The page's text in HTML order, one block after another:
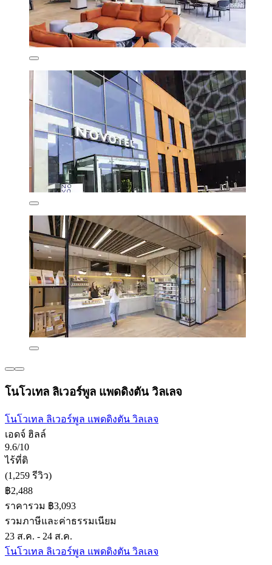
โนโวเทล ลิเวอร์พูล แพดดิงตัน วิลเลจ
โนโวเทล ลิเวอร์พูล แพดดิงตัน วิลเลจ
เอดจ์ ฮิลล์
9.6/10
ไร้ที่ติ
(1,259 รีวิว)
฿2,488
ราคารวม ฿3,093
รวมภาษีและค่าธรรมเนียม
23 ส.ค. - 24 ส.ค.
โนโวเทล ลิเวอร์พูล แพดดิงตัน วิลเลจ